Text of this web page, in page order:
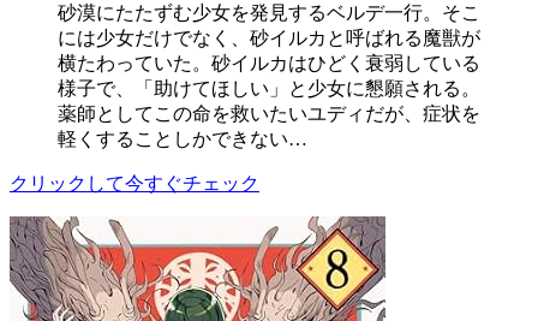
砂漠にたたずむ少女を発見するベルデ一行。そこ
には少女だけでなく、砂イルカと呼ばれる魔獣が
横たわっていた。砂イルカはひどく衰弱している
様子で、「助けてほしい」と少女に懇願される。
薬師としてこの命を救いたいユディだが、症状を
軽くすることしかできない…
クリックして今すぐチェック